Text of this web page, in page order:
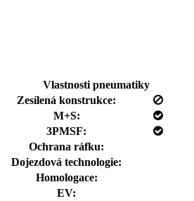
Vlastnosti pneumatiky
Zesílená konstrukce:
M+S:
3PMSF:
Ochrana ráfku:
Dojezdová technologie:
Homologace:
EV: